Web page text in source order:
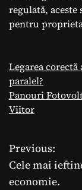
regulată,
pentru
Legarea
paralel?
Panouri
Viitor
N
a
Previous:
Cele mai
economie.